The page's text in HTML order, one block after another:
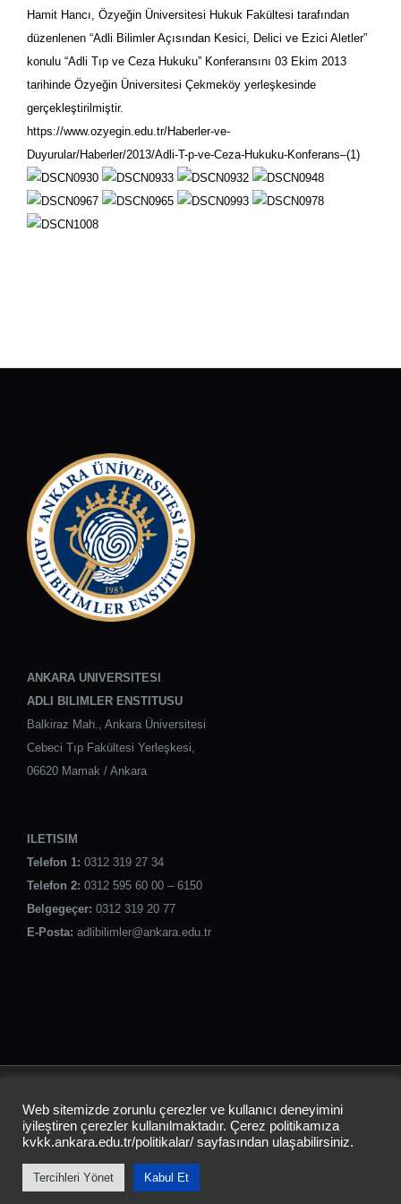
Hamit Hancı, Özyeğin Üniversitesi Hukuk Fakültesi tarafından
düzenlenen “Adli Bilimler Açısından Kesici, Delici ve Ezici Aletler”
konulu “Adli Tıp ve Ceza Hukuku” Konferansını 03 Ekim 2013
tarihinde Özyeğin Üniversitesi Çekmeköy yerleşkesinde
gerçekleştirilmiştir.
https://www.ozyegin.edu.tr/Haberler-ve-
Duyurular/Haberler/2013/Adli-T-p-ve-Ceza-Hukuku-Konferans–(1)
ANKARA UNIVERSITESI
ADLI BILIMLER ENSTITUSU
Balkiraz Mah., Ankara Üniversitesi
Cebeci Tıp Fakültesi Yerleşkesi,
06620 Mamak / Ankara
ILETISIM
Telefon 1: 0312 319 27 34
Telefon 2: 0312 595 60 00 – 6150
Belgegeçer: 0312 319 20 77
E-Posta: adlibilimler@ankara.edu.tr
ADLİ BİLİMLER ENSTİTÜSÜ
Instagram
Web sitemizde zorunlu çerezler ve kullanıcı deneyimini
iyileştiren çerezler kullanılmaktadır. Çerez politikamıza
kvkk.ankara.edu.tr/politikalar/ sayfasından ulaşabilirsiniz.
Tercihleri Yönet Kabul Et